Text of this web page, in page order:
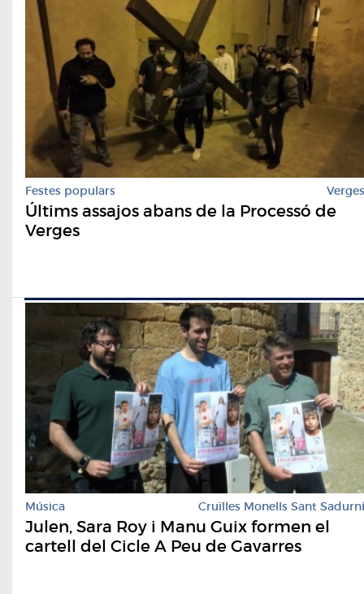
Festes populars Verges
Últims assajos abans de la Processó de
Verges
Música Cruïlles Monells Sant Sadurní
Julen, Sara Roy i Manu Guix formen el
cartell del Cicle A Peu de Gavarres